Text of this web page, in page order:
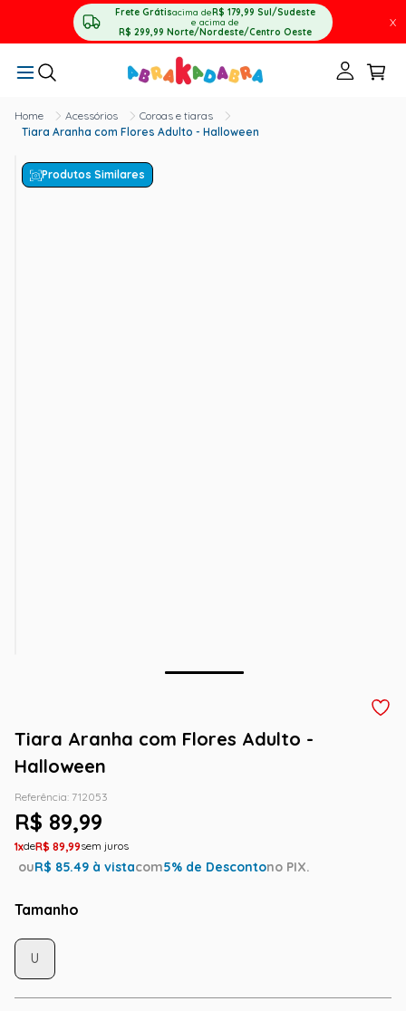
Frete Grátisacima deR$ 179,99 Sul/Sudeste
e acima de
R$ 299,99 Norte/Nordeste/Centro Oeste
X
Acessórios
Coroas e tiaras
Tiara Aranha com Flores Adulto - Halloween
Produtos Similares
Tiara Aranha com Flores Adulto -
Halloween
Referência: 712053
R$ 89,99
1 R$ 89,99
ouR$ 85.49 à vistacom5% de Descontono PIX.
Tamanho
U